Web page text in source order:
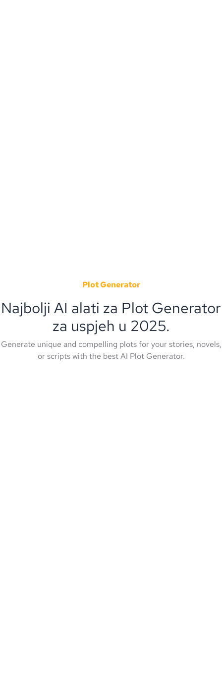
Plot Generator
Najbolji AI alati za Plot Generator
za uspjeh u 2025.
Generate unique and compelling plots for your stories, novels,
or scripts with the best AI Plot Generator.